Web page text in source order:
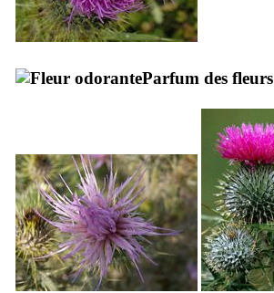
Parfum des fleurs